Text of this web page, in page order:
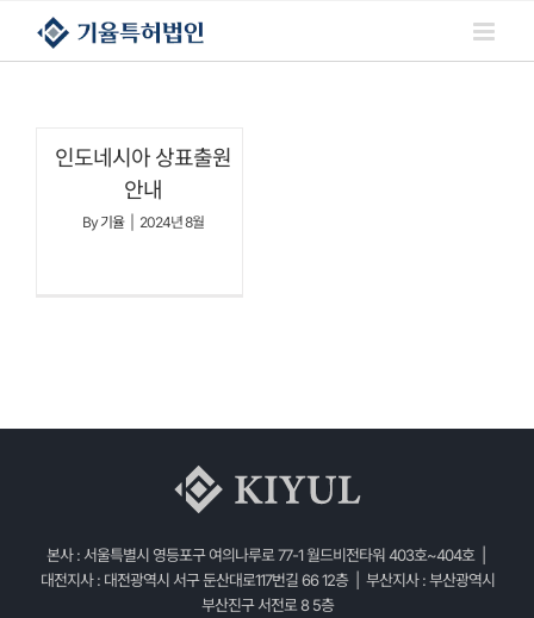
콘텐츠로
건너뛰기
인도네시아 상표출원
안내
By기율 2024년 8월
본사 : 서울특별시 영등포구 여의나루로 77-1 월드비전타워 403호~404호 |
대전지사 : 대전광역시 서구 둔산대로117번길 66 12층 | 부산지사 : 부산광역시
부산진구 서전로 8 5층